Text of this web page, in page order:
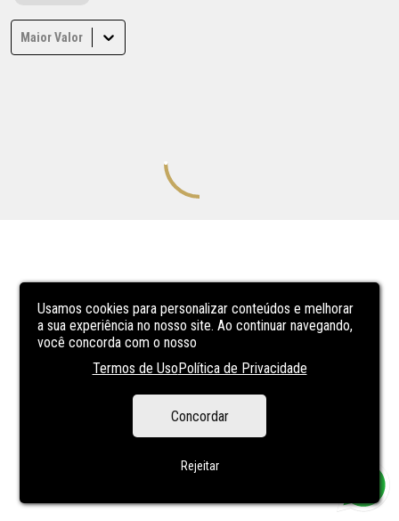
Usamos cookies para personalizar conteúdos e melhorar
a sua experiência no nosso site. Ao continuar navegando,
você concorda com o nosso
Termos de UsoPolítica de Privacidade
Concordar
Rejeitar
Maior Valor